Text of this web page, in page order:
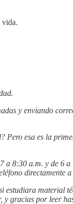
vida.
y enviando
Pero esa es la
a 8:30 a.m. y de 6
directamente a
estudiara material
y gracias por leer